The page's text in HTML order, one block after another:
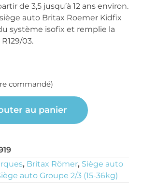
de 3,5 jusqu’à 12 ans environ.
siège auto Britax Roemer Kidfix
système isofix et remplie la
03.
commandé)
au panier
, Britax Römer, Siège auto
auto Groupe 2/3 (15-36kg)